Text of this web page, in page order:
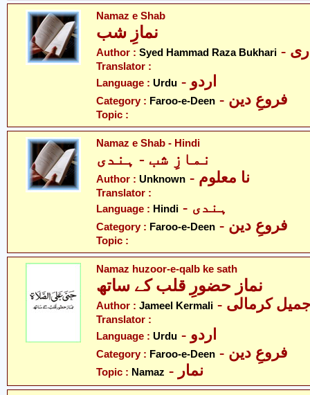
Namaz e Shab
نمازِ شب
Author : Syed Hammad Raza Bukhari
Translator :
Language : Urdu - اردو
Category : Faroo-e-Deen - فروعِ دین
Topic :
Namaz e Shab - Hindi
نمازِ شب - ہندی
Author : Unknown - نا معلوم
Translator :
Language : Hindi - ہندی
Category : Faroo-e-Deen - فروعِ دین
Topic :
Namaz huzoor-e-qalb ke sath
نماز حضورِ قلب کے ساتھ
Author : Jameel Kermali جمیل کرمالی
Translator :
Language : Urdu - اردو
Category : Faroo-e-Deen - فروعِ دین
Topic : Namaz - نمار